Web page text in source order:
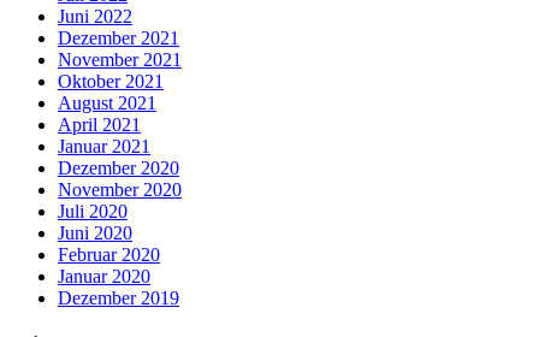
Juni 2022
Dezember 2021
November 2021
Oktober 2021
August 2021
April 2021
Januar 2021
Dezember 2020
November 2020
Juli 2020
Juni 2020
Februar 2020
Januar 2020
Dezember 2019